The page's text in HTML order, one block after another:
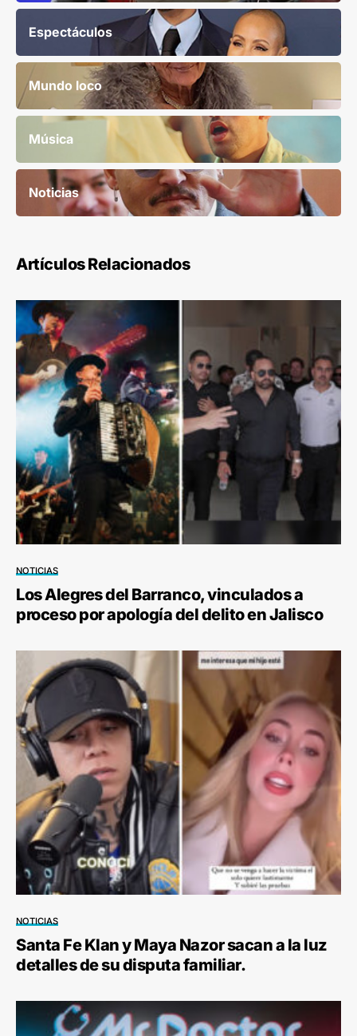
Espectáculos
Mundo loco
Música
Noticias
Artículos Relacionados
NOTICIAS
Los Alegres del Barranco, vinculados a
proceso por apología del delito en Jalisco
NOTICIAS
Santa Fe Klan y Maya Nazor sacan a la luz
detalles de su disputa familiar.